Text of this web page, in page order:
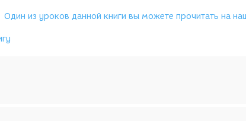
Один из уроков данной книги вы можете прочитать на